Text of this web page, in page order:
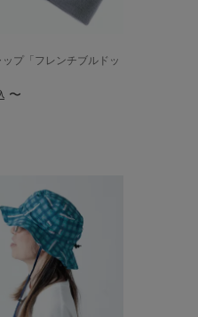
プ「フレンチブルドッ
〜